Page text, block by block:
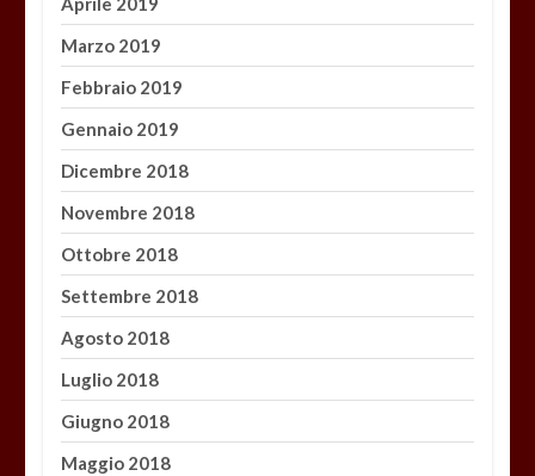
Marzo 2019
Febbraio 2019
Gennaio 2019
Dicembre 2018
Novembre 2018
Ottobre 2018
Settembre 2018
Agosto 2018
Luglio 2018
Giugno 2018
Maggio 2018